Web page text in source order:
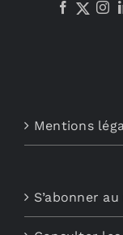
Mentions
S’abonner